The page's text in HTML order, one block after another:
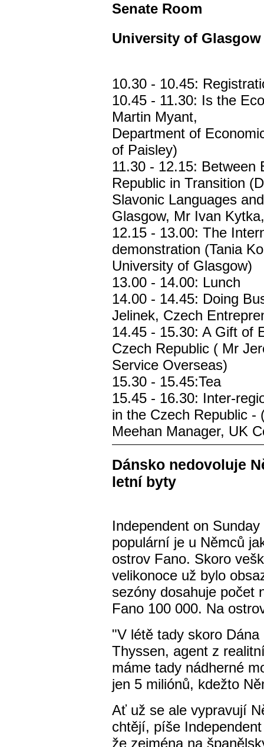
Senate Room
University of Glasgow
10.30 - 10.45:
10.45 - 11.30: Is the
Martin Myant,
Department of
of Paisley)
11.30 - 12.15: Between
Republic in Transition
Slavonic Languages
Glasgow, Mr Ivan
12.15 - 13.00: The
demonstration (Tania
University of Glasgow)
13.00 - 14.00: Lunch
14.00 - 14.45: Doing
Jelinek, Czech
14.45 - 15.30: A Gift of
Czech Republic ( Mr
Service Overseas)
15.30 - 15.45:Tea
15.45 - 16.30: Inter-
in the Czech Republic -
Meehan Manager, UK
Dánsko nedovoluje
letní byty
Independent on
populární je u Němců
ostrov Fano. Skoro
velikonoce už bylo
sezóny dosahuje počet
Fano 100 000. Na
"V létě tady skoro
Thyssen, agent z
máme tady nádherné
jen 5 miliónů, kdežto
Ať už se ale vypravují
chtějí, píše
že zejména na